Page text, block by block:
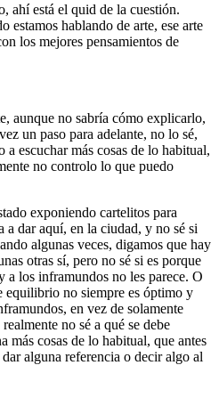
ahí está el quid de la cuestión.
estamos hablando de arte, ese arte
los mejores pensamientos de
aunque no sabría cómo explicarlo,
un paso para adelante, no lo sé,
a escuchar más cosas de lo habitual,
no controlo lo que puedo
exponiendo cartelitos para
a dar aquí, en la ciudad, y no sé si
algunas veces, digamos que hay
otras sí, pero no sé si es porque
a los inframundos no les parece. O
equilibrio no siempre es óptimo y
en vez de solamente
no sé a qué se debe
más cosas de lo habitual, que antes
alguna referencia o decir algo al